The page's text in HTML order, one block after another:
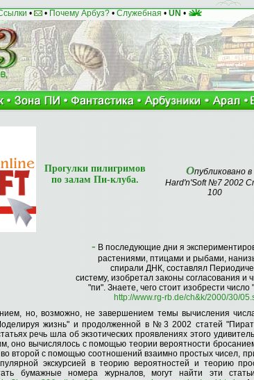
• • Почему Арбуз?• Служебная • UN •
Прогулки пилигримов
по залам Пи-клуба.
Опубликовано в
Hard'n'Soft №7 2002
100
- В последующие дни я
растениями, птицами и рыбами,
спирали ДНК, составлял
систему, изобретал законы согласования и
"пи". Знаете, чего стоит изобрести число
http://www.rg-rb.de/ch&k/2000/30/
но, возможно, не завершением темы вычисления
жизнь" и продолженной в №3 2002 статей
речь шла об экзотических проявлениях этого
оно вычислялось с помощью теории вероятности
второй с помощью соотношений взаимно простых чисел,
экскурсией в теорию вероятностей и теорию
бумажные номера журналов, могут найти эти